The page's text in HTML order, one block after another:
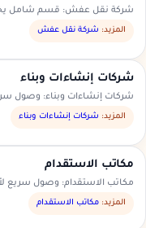
شركة نقل عفش: قسم شامل
المزيد: شركة نقل عفش
شركات إنشاءات وبناء
شركات إنشاءات وبناء: وصول
المزيد: شركات إنشاءات وبناء
مكاتب الاستقدام
مكاتب الاستقدام: وصول سريع
المزيد: مكاتب الاستقدام